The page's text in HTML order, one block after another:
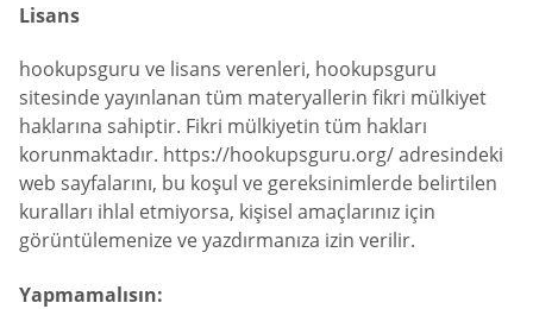
Lisans
hookupsguru ve lisans verenleri, hookupsguru
sitesinde yayınlanan tüm materyallerin fikri mülkiyet
haklarına sahiptir. Fikri mülkiyetin tüm hakları
korunmaktadır. https://hookupsguru.org/ adresindeki
web sayfalarını, bu koşul ve gereksinimlerde belirtilen
kuralları ihlal etmiyorsa, kişisel amaçlarınız için
görüntülemenize ve yazdırmanıza izin verilir.
Yapmamalısın: